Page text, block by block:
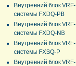
Внутренний блок VRF-
системы FXDQ-PB
Внутренний блок VRF-
системы FXDQ-NB
Внутренний блок VRF-
системы FXSQ-P
Внутренний блок VRF-